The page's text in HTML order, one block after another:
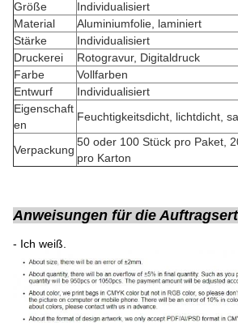
Größe
Individualisiert
Material
Aluminiumfolie, laminiert
Stärke
Individualisiert
Druckerei
Rotogravur, Digitaldruck
Farbe
Vollfarben
Entwurf
Individualisiert
Eigenschaft
en
Feuchtigkeitsdicht, lichtdicht,
Verpackung
50 oder 100 Stück pro Paket,
pro Karton
Anweisungen für die
- Ich weiß.